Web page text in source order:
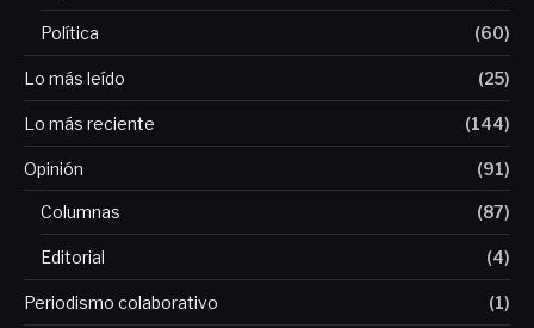
Política (60)
Lo más leído (25)
Lo más reciente (144)
Opinión (91)
Columnas (87)
Editorial (4)
Periodismo colaborativo (1)